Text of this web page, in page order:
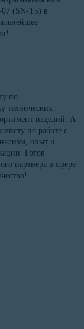
07 (SN-T5) в
по
технических
изделий. А
по работе с
опыт и
Готов
партнера в сфере